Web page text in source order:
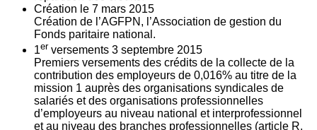
Création le 7 mars 2015
Création de l’AGFPN, l’Association de gestion du
Fonds paritaire national.
1er versements 3 septembre 2015
Premiers versements des crédits de la collecte de la
contribution des employeurs de 0,016% au titre de la
mission 1 auprès des organisations syndicales de
salariés et des organisations professionnelles
d’employeurs au niveau national et interprofessionnel
et au niveau des branches professionnelles (article R.